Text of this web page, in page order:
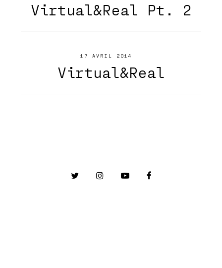
Virtual&Real Pt. 2
17 AVRIL 2014
Virtual&Real